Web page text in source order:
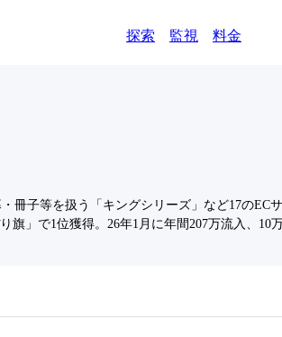
探索 監視 料金
冊子等を扱う「キングシリーズ」など17のEC
旗」で1位獲得。26年1月に年間207万流入、10